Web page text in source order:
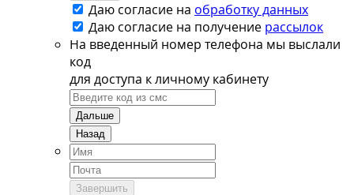
Даю согласие на обработку данных
Даю согласие на получение рассылок
На введенный номер телефона мы выслали
код
для доступа к личному кабинету
Дальше
Назад
Завершить